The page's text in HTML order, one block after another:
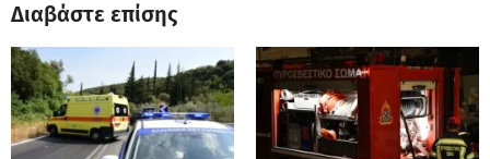
Διαβάστε επίσης